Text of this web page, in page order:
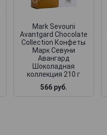
Mark Sevouni
Avantgard Chocolate
Collection Конфеты
Марк Севуни
Авангард
Шоколадная
коллекция 210 г
566 руб.